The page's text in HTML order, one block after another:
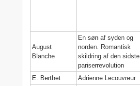
August
Blanche
En søn af syden og
norden. Romantisk
skildring af den sidste
pariserrevolution
E. Berthet Adrienne Lecouvreur